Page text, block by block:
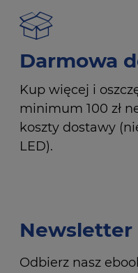
Darmowa
Kup więcej i
minimum 100 zł
koszty dostawy
LED).
Newsletter
Odbierz nasz